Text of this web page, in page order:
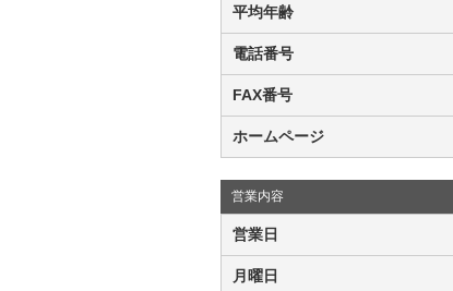
平均年齢
電話番号
FAX番号
ホームページ
営業内容
営業日
月曜日